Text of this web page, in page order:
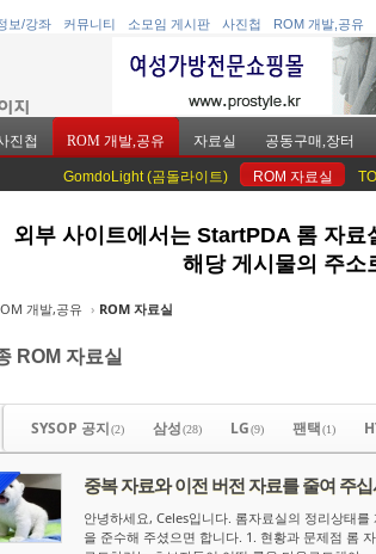
보/강좌 커뮤니티 소모임 게시판 사진첩 ROM 개발,공유
진첩 ROM 개발,공유 자료실 공동구매,장터
GomdoLight (곰돌라이트) ROM 자료실
외부 사이트에서는 StartPDA 롬 자
해당 게시물의 주소
개발,공유 › ROM 자료실
ROM 자료실
SYSOP 공지(2) 삼성(28) LG(9) 팬택(1)
중복 자료와 이전 버전 자료를 줄여 주
안녕하세요, Celes입니다. 롬자료실의 정리상태
을 준수해 주셨으면 합니다. 1. 현황과 문제점 롬
북5
북5
북5
북5